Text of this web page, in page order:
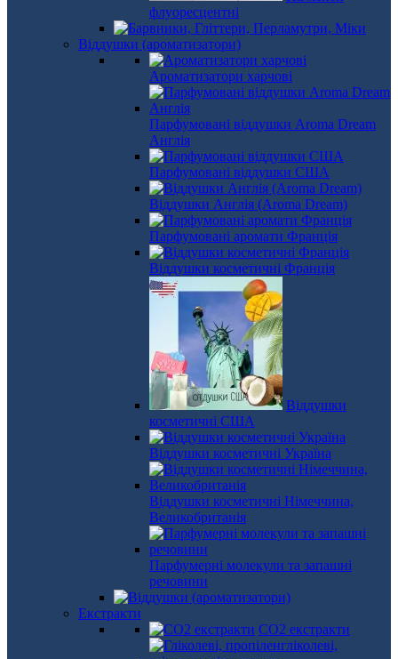
флуоресцентні
Віддушки (ароматизатори)
Ароматизатори харчові
Парфумовані віддушки Aroma Dream
Англія
Парфумовані віддушки США
Віддушки Англія (Aroma Dream)
Парфумовані аромати Франція
Віддушки косметичні Франція
Віддушки
косметичні США
Віддушки косметичні Україна
Віддушки косметичні Німеччина,
Великобританія
Парфумерні молекули та запашні
речовини
Екстракти
СО2 екстракти